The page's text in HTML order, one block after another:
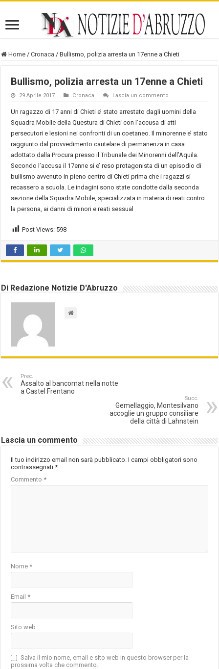
Home / Cronaca / Bullismo, polizia arresta un 17enne a Chieti
Bullismo, polizia arresta un 17enne a Chieti
29 Aprile 2017 Cronaca Lascia un commento
Un ragazzo di 17 anni di Chieti e’ stato arrestato dagli uomini della
Squadra Mobile della Questura di Chieti con l’accusa di atti
persecutori e lesioni nei confronti di un coetaneo. Il minorenne e’ stato
raggiunto dal provvedimento cautelare di permanenza in casa
adottato dalla Procura presso il Tribunale dei Minorenni dell’Aquila.
Secondo l’accusa il 17enne si e’ reso protagonista di un episodio di
bullismo avvenuto in pieno centro di Chieti prima che i ragazzi si
recassero a scuola. Le indagini sono state condotte dalla seconda
sezione della Squadra Mobile, specializzata in materia di reati contro
la persona, ai danni di minori e reati sessual
Post Views: 598
Di Redazione Notizie D'Abruzzo
Prec.
Assalto al bancomat nella notte
a Castel Frentano
Succ.
Gemellaggio, Montesilvano
accoglie un gruppo consiliare
della città di Lahnstein
Lascia un commento
Il tuo indirizzo email non sarà pubblicato. I campi obbligatori sono
contrassegnati*
Commento*
Nome*
Email*
Sito web
Salva il mio nome, email e sito web in questo browser per la
prossima volta che commento.